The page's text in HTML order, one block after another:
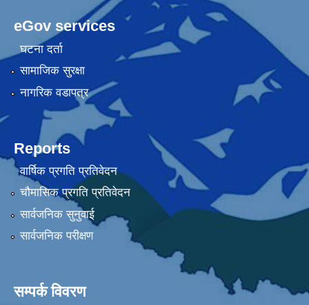
eGov services
घटना दर्ता
सामाजिक सुरक्षा
नागरिक वडापत्र
Reports
वार्षिक प्रगति प्रतिवेदन
चौमासिक प्रगति प्रतिवेदन
सार्वजनिक सुनुवाई
सार्वजनिक परीक्षण
सम्पर्क विवरण